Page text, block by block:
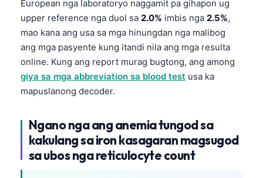
European nga laboratoryo naggamit pa gihapon ug
upper reference nga duol sa 2.0% imbis nga 2.5%,
mao kana ang usa sa mga hinungdan nga malibog
ang mga pasyente kung itandi nila ang mga resulta
online. Kung ang report murag bugtong, ang among
giya sa mga abbreviation sa blood test usa ka
mapuslanong decoder.
Ngano nga ang anemia tungod sa
kakulang sa iron kasagaran magsugod
sa ubos nga reticulocyte count